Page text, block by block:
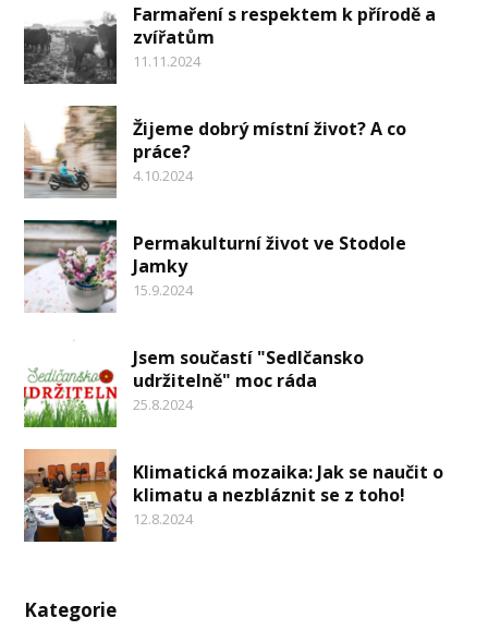
Farmaření s respektem k přírodě a
zvířatům
11.11.2024
Žijeme dobrý místní život? A co
práce?
4.10.2024
Permakulturní život ve Stodole
Jamky
15.9.2024
Jsem součastí "Sedlčansko
udržitelně" moc ráda
25.8.2024
Klimatická mozaika: Jak se naučit o
klimatu a nezbláznit se z toho!
12.8.2024
Kategorie